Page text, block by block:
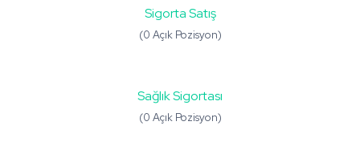
Sigorta Satış
(0 Açık Pozisyon)
Sağlık Sigortası
(0 Açık Pozisyon)